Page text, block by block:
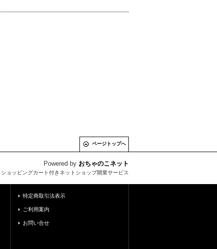
ページトップへ
Powered by おちゃのこネット
ョッピングカート付きネットショップ開業サービス
特定商取引法表示
ご利用案内
お問い合せ